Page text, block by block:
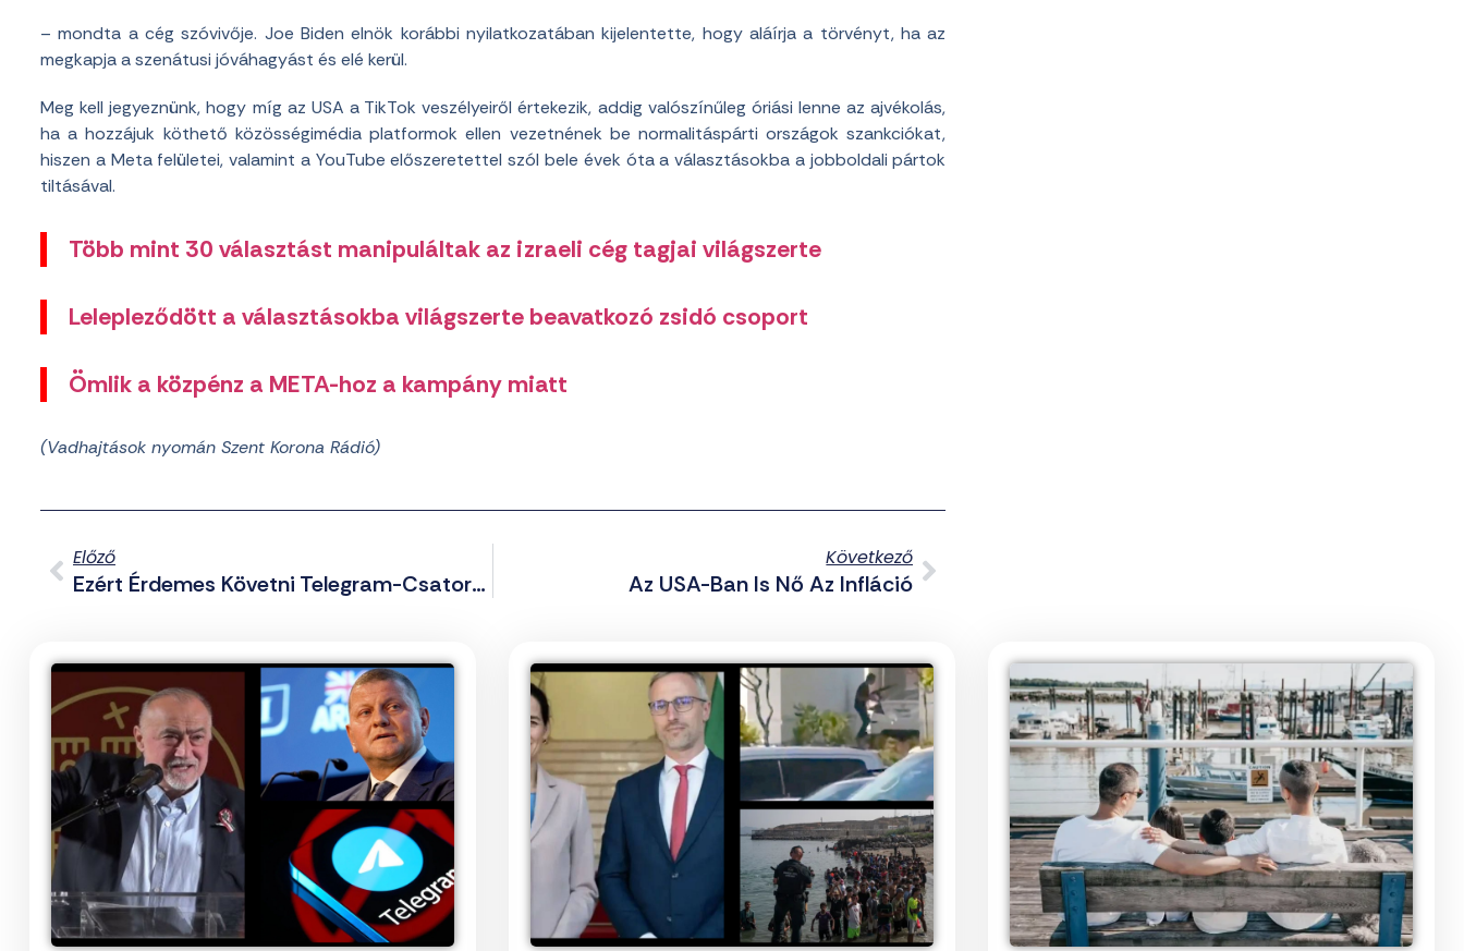
– mondta a cég szóvivője. Joe Biden elnök korábbi nyilatkozatában kijelentette, hogy aláírja a törvényt, ha az
megkapja a szenátusi jóváhagyást és elé kerül.
Meg kell jegyeznünk, hogy míg az USA a TikTok veszélyeiről értekezik, addig valószínűleg óriási lenne az ajvékolás,
ha a hozzájuk köthető közösségimédia platformok ellen vezetnének be normalitáspárti országok szankciókat,
hiszen a Meta felületei, valamint a YouTube előszeretettel szól bele évek óta a választásokba a jobboldali pártok
tiltásával.
Több mint 30 választást manipuláltak az izraeli cég tagjai világszerte
Lelepleződött a választásokba világszerte beavatkozó zsidó csoport
Ömlik a közpénz a META-hoz a kampány miatt
(Vadhajtások nyomán Szent Korona Rádió)
Előző
Ezért Érdemes Követni Telegram-Csatornánkat (2024.03.13.)
Következő
Az USA-Ban Is Nő Az Infláció